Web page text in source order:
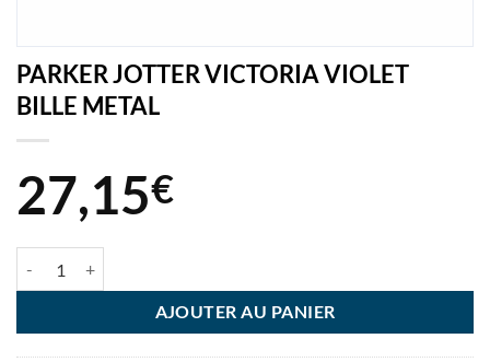
PARKER JOTTER VICTORIA VIOLET
BILLE METAL
27,15€
AJOUTER AU PANIER